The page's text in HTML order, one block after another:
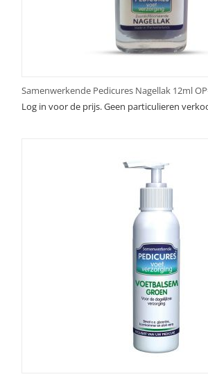
Samenwerkende Pedicures Nagellak 12ml
Log in voor de prijs. Geen particulieren